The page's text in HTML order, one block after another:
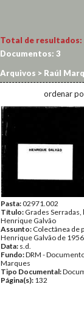
Total de resultados:
Documentos: 3
Arquivos > Raúl
ordenar
Pasta:02971.002
Título: Grades Serradas,
Henrique Galvão
Assunto: Colectânea de
Henrique Galvão de
Data: s.d.
Fundo:DRM -
Marques
Tipo Documental:
Página(s): 132